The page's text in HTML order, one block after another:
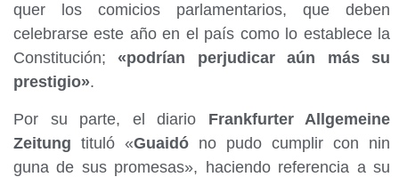
quer los comicios parlamentarios, que deben
celebrarse este año en el país como lo establece la
Constitución; «podrían perjudicar aún más su
prestigio».
Por su parte, el diario Frankfurter Allgemeine
Zeitung tituló «Guaidó no pudo cumplir con nin
guna de sus promesas», haciendo referencia a su